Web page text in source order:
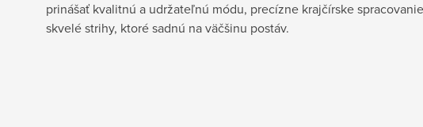
prinášať kvalitnú a udržateľnú módu, precízne krajčírske
skvelé strihy, ktoré sadnú na väčšinu postáv.